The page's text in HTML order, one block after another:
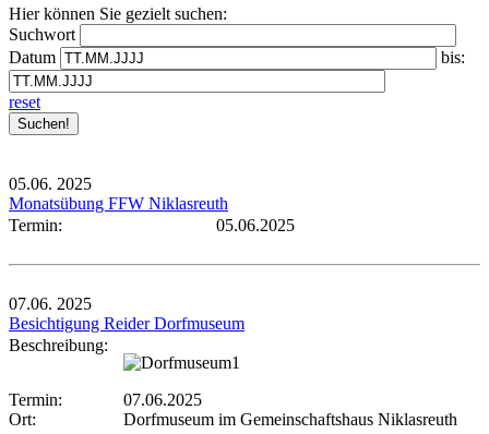
Hier können Sie gezielt suchen:
Suchwort
Datum
bis:
reset
05.06. 2025
Monatsübung FFW Niklasreuth
Termin:
05.06.2025
07.06. 2025
Besichtigung Reider Dorfmuseum
Beschreibung:
Termin:
07.06.2025
Ort:
Dorfmuseum im Gemeinschaftshaus Niklasreuth